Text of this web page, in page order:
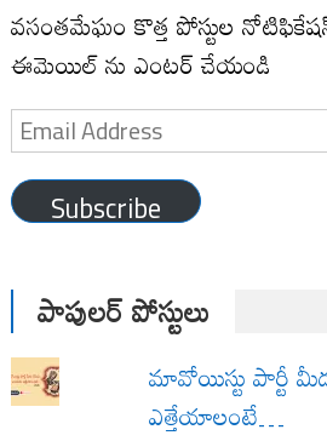
వసంతమేఘం కొత్త పోస్టుల
ఈమెయిల్ ను ఎంటర్ చేయండి
Email
Address
Subscribe
పాపులర్ పోస్టులు
మావోయిస్టు పార్టీ
ఎత్తేయాలంటే…